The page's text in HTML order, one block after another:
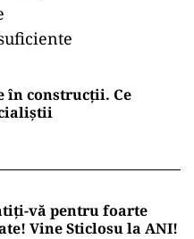
în construcții. Ce
vă pentru foarte
Vine Sticlosu la ANI!